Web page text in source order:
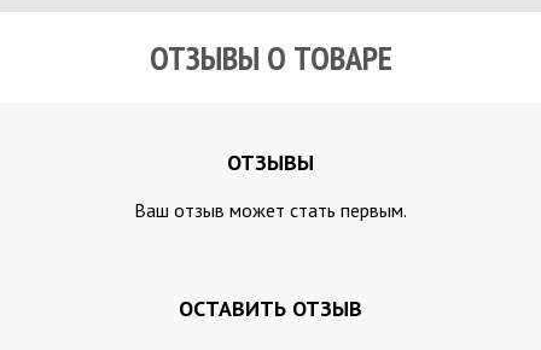
ОТЗЫВЫ О ТОВАРЕ
ОТЗЫВЫ
Ваш отзыв может стать первым.
ОСТАВИТЬ ОТЗЫВ